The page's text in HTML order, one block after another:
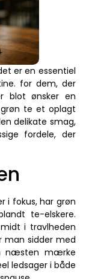
er en essentiel
for dem, der
blot ønsker en
te et oplagt
delikate smag,
fordele, der
i fokus, har grøn
te-elskere.
i travlheden
man sidder med
næsten mærke
ledsager i både